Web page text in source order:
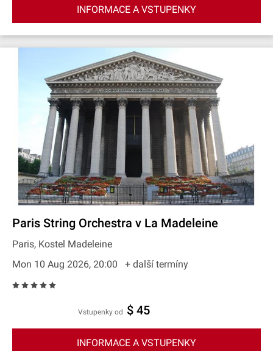
INFORMACE A VSTUPENKY
Paris String Orchestra v La Madeleine
Paris, Kostel Madeleine
Mon 10 Aug 2026, 20:00
+ další termíny
Vstupenky od $ 45
INFORMACE A VSTUPENKY